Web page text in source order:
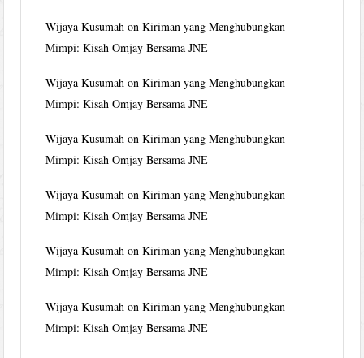
Wijaya Kusumah onKiriman yang Menghubungkan
Mimpi: Kisah Omjay Bersama JNE
Wijaya Kusumah onKiriman yang Menghubungkan
Mimpi: Kisah Omjay Bersama JNE
Wijaya Kusumah onKiriman yang Menghubungkan
Mimpi: Kisah Omjay Bersama JNE
Wijaya Kusumah onKiriman yang Menghubungkan
Mimpi: Kisah Omjay Bersama JNE
Wijaya Kusumah onKiriman yang Menghubungkan
Mimpi: Kisah Omjay Bersama JNE
Wijaya Kusumah onKiriman yang Menghubungkan
Mimpi: Kisah Omjay Bersama JNE